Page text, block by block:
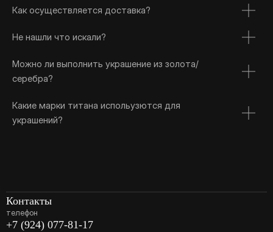
Как осуществляется доставка?
Не нашли что искали?
Можно ли выполнить украшение из золота/
серебра?
Какие марки титана испольузются для
украшений?
Контакты
телефон
+7 (924) 077-81-17